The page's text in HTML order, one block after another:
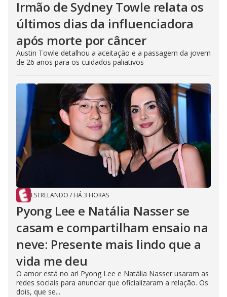
Irmão de Sydney Towle relata os
últimos dias da influenciadora
após morte por câncer
Austin Towle detalhou a aceitação e a passagem da jovem
de 26 anos para os cuidados paliativos
ESTRELANDO / HÁ 3 HORAS
Pyong Lee e Natália Nasser se
casam e compartilham ensaio na
neve: Presente mais lindo que a
vida me deu
O amor está no ar! Pyong Lee e Natália Nasser usaram as
redes sociais para anunciar que oficializaram a relação. Os
dois, que se...